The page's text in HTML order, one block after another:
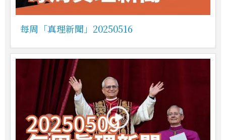
每周「真理新聞」20250516